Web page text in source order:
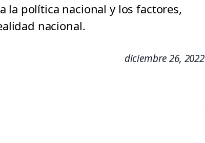
la política nacional y los factores,
nacional.
diciembre 26, 2022